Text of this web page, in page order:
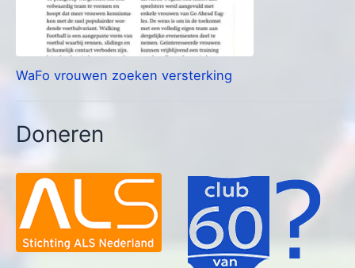
WaFo vrouwen zoeken versterking
Doneren